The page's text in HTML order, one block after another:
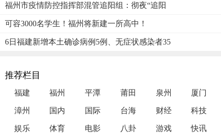
福州市疫情防控指挥部混管追阳组：彻夜“追阳
可容3000名学生！福州将新建一所高中！
6日福建新增本土确诊病例5例、无症状感染者35
推荐栏目
福建 福州 平潭 莆田 泉州 厦门
漳州 国内 国际 台海 财经 科技
娱乐 体育 电影 八卦 游戏 快讯